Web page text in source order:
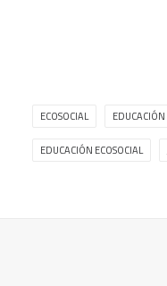
ECOSOCIAL EDUCACIÓN
EDUCACIÓN ECOSOCIAL